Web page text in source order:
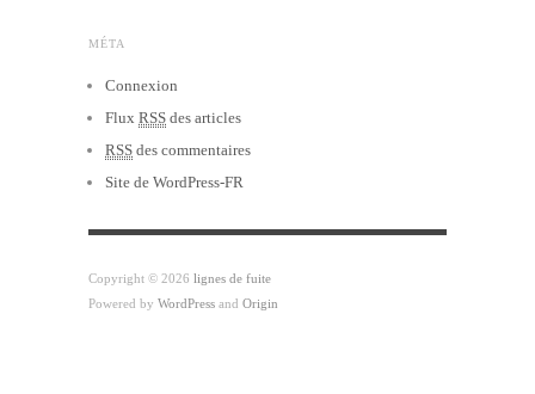
MÉTA
Connexion
Flux RSS des articles
RSS des commentaires
Site de WordPress-FR
Copyright © 2026 lignes de fuite
Powered by WordPress and Origin